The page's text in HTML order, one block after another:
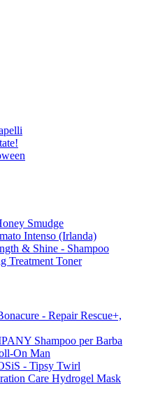
Smudge
Intenso (Irlanda)
& Shine - Shampoo
Treatment Toner
- Repair Rescue+,
Shampoo per Barba
On Man
- Tipsy Twirl
Care Hydrogel Mask